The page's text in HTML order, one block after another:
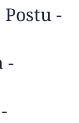
-
-